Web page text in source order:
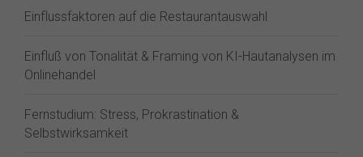
Einflussfaktoren auf die Restaurantauswahl
Einfluß von Tonalität & Framing von KI-Hautanalysen im
Onlinehandel
Fernstudium: Stress, Prokrastination &
Selbstwirksamkeit